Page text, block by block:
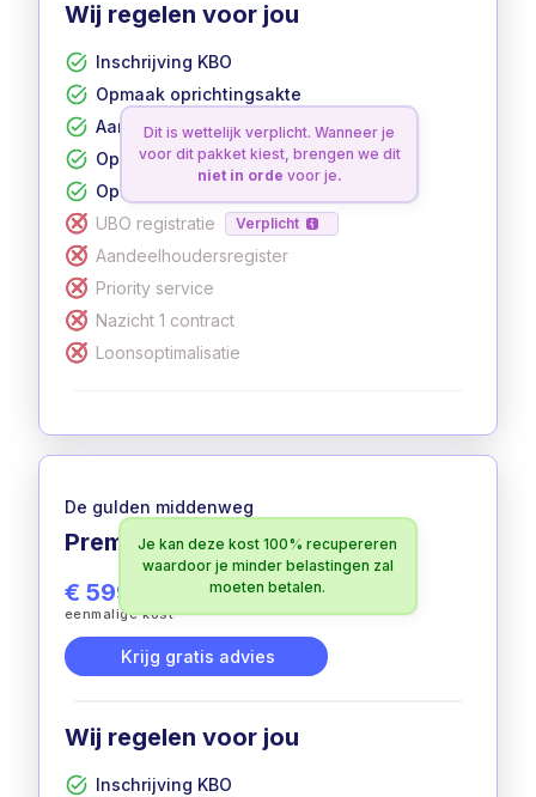
Wij regelen voor jou
Inschrijving KBO
Opmaak oprichtingsakte
Aanvraag btw-nummer
Opmaak statuten
Oprichting in 12 werkdagen
UBO registratie
Verplicht
Dit is wettelijk verplicht. Wanneer je
voor dit pakket kiest, brengen we dit
niet in orde voor je.
Aandeelhoudersregister
Priority service
Nazicht 1 contract
Loonsoptimalisatie
De gulden middenweg
Premium 100% aftrekbaar
Je kan deze kost 100% recupereren
waardoor je minder belastingen zal
moeten betalen.
€ 599
eenmalige kost
Krijg gratis advies
Wij regelen voor jou
Inschrijving KBO